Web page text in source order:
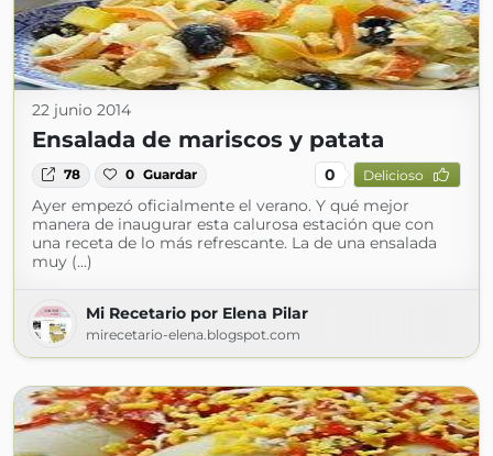
22 junio 2014
Ensalada de mariscos y patata
78 0 Guardar 0 Delicioso
Ayer empezó oficialmente el verano. Y qué mejor
manera de inaugurar esta calurosa estación que con
una receta de lo más refrescante. La de una ensalada
muy (...)
Mi Recetario por Elena Pilar
mirecetario-elena.blogspot.com